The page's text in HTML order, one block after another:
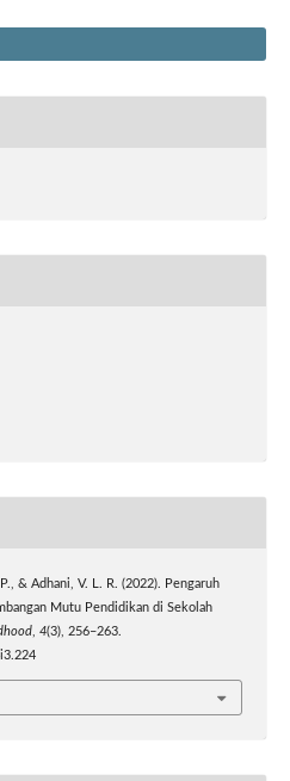
& Adhani, V. L. R. (2022). Pengaruh
Mutu Pendidikan di Sekolah
, 4(3), 256–263.